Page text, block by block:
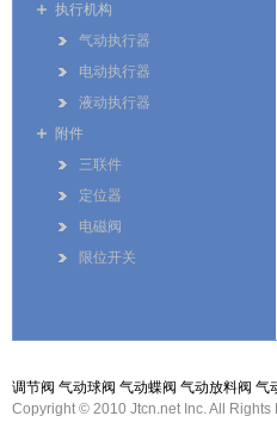
执行机构
气动执行器
电动执行器
液动执行器
附件
三联件
定位器
电磁阀
限位开关
调节阀 气动球阀 气动蝶阀 气动放料阀 气
Copyright © 2010 Jtcn.net Inc. All